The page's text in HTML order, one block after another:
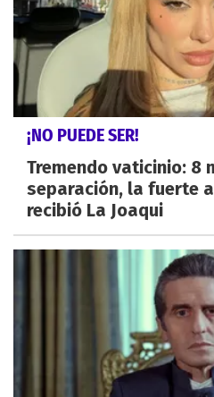
¡NO PUEDE SER!
Tremendo vaticinio: 8
separación, la fuerte
recibió La Joaqui